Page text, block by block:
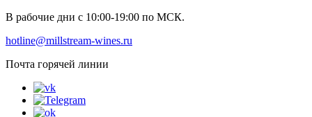
В рабочие дни с 10:00-19:00 по МСК.
hotline@millstream-wines.ru
Почта горячей линии